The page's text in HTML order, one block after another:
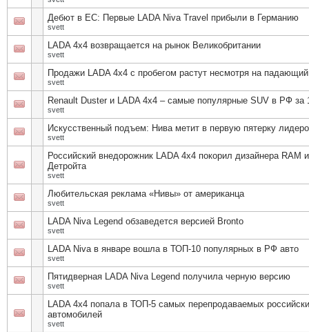
Дебют в ЕС: Первые LADA Niva Travel прибыли в Германию
svett
LADA 4x4 возвращается на рынок Великобритании
svett
Продажи LADA 4х4 с пробегом растут несмотря на
svett
Renault Duster и LADA 4x4 – самые популярные SUV в РФ за
svett
Искусственный подъем: Нива метит в первую пятерку
svett
Российский внедорожник LADA 4х4 покорил дизайнера RAM
Детройта
svett
Любительская реклама «Нивы» от американца
svett
LADA Niva Legend обзаведется версией Bronto
svett
LADA Niva в январе вошла в ТОП-10 популярных в РФ авто
svett
Пятидверная LADA Niva Legend получила черную версию
svett
LADA 4х4 попала в ТОП-5 самых перепродаваемых
автомобилей
svett